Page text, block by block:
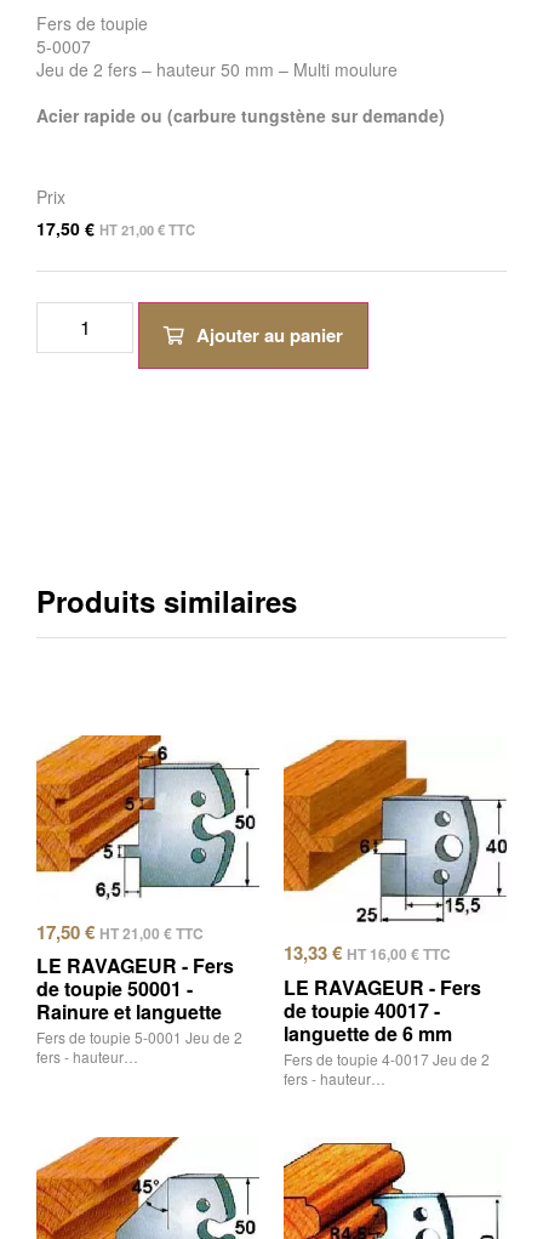
Fers de toupie
5-0007
Jeu de 2 fers – hauteur 50 mm – Multi moulure
Acier rapide ou (carbure tungstène sur demande)
Prix
17,50 € HT21,00€TTC
Ajouter au panier
Produits similaires
17,50€ HT21,00 €TTC
LE RAVAGEUR - Fers
de toupie 50001 -
Rainure et languette
Fers de toupie 5-0001 Jeu de 2
fers - hauteur…
13,33€ HT 16,00 €TTC
LE RAVAGEUR - Fers
de toupie 40017 -
languette de 6 mm
Fers de toupie 4-0017 Jeu de 2
fers - hauteur…